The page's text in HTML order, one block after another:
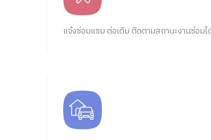
แจ้งซ่อมแซม ต่อเติม ติดตามสถานะงานซ่อม